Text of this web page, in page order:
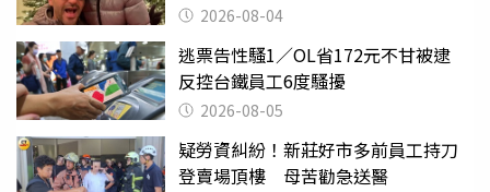
2026-08-04
逃票告性騷1／OL省172元不甘被逮
反控台鐵員工6度騷擾
2026-08-05
疑勞資糾紛！新莊好市多前員工持刀
登賣場頂樓 母苦勸急送醫